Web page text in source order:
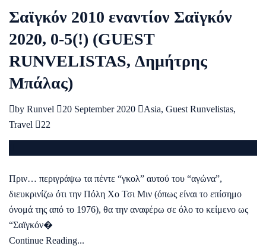
Σαϊγκόν 2010 εναντίον Σαϊγκόν
2020, 0-5(!) (GUEST
RUNVELISTAS, Δημήτρης
Μπάλας)
by Runvel 20 September 2020 Asia, Guest Runvelistas,
Travel
22
Πριν… περιγράψω τα πέντε “γκολ” αυτού του “αγώνα”,
διευκρινίζω ότι την Πόλη Χο Τσι Μιν (όπως είναι το επίσημο
όνομά της από το 1976), θα την αναφέρω σε όλο το κείμενο ως
“Σαϊγκόν�
Continue Reading...